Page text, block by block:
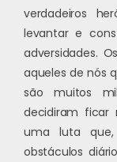
verdadeiros
levantar e
adversidades.
aqueles de nós
são muitos
decidiram ficar
uma luta que,
obstáculos